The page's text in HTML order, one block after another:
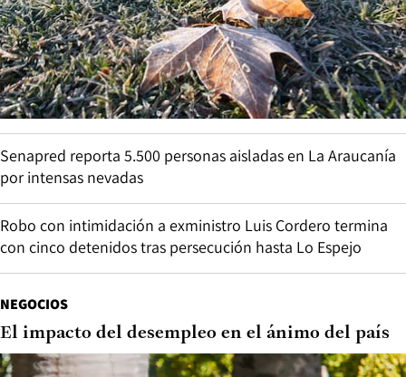
Senapred reporta 5.500 personas aisladas en La Araucanía
por intensas nevadas
Robo con intimidación a exministro Luis Cordero termina
con cinco detenidos tras persecución hasta Lo Espejo
NEGOCIOS
El impacto del desempleo en el ánimo del país